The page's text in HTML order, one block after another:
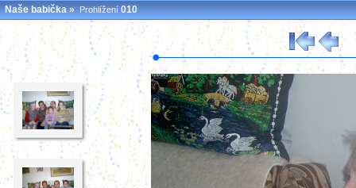
Naše babička»Prohlížení010